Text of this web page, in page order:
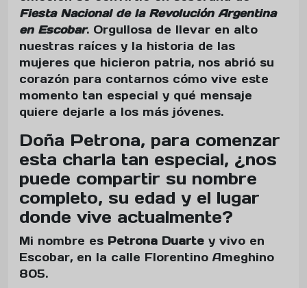
Fiesta Nacional de la Revolución Argentina
en Escobar. Orgullosa de llevar en alto
nuestras raíces y la historia de las
mujeres que hicieron patria, nos abrió su
corazón para contarnos cómo vive este
momento tan especial y qué mensaje
quiere dejarle a los más jóvenes.
Doña Petrona, para comenzar
esta charla tan especial, ¿nos
puede compartir su nombre
completo, su edad y el lugar
donde vive actualmente?
Mi nombre es Petrona Duarte y vivo en
Escobar, en la calle Florentino Ameghino
805.